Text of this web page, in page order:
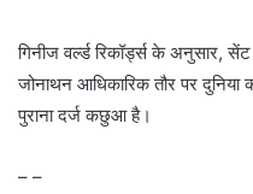
गिनीज वर्ल्ड रिकॉर्ड्स के अनुसार,
जोनाथन आधिकारिक तौर पर दुनिया
पुराना दर्ज कछुआ है।
– –